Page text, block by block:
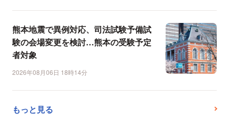
熊本地震で異例対応、司法試験予備試
験の会場変更を検討…熊本の受験予定
者対象
2026年08月06日 18時14分
もっと見る